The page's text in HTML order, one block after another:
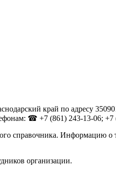
край по адресу
☎ +7 (861) 243-13-06; +7
справочника. Информацию о
организации.